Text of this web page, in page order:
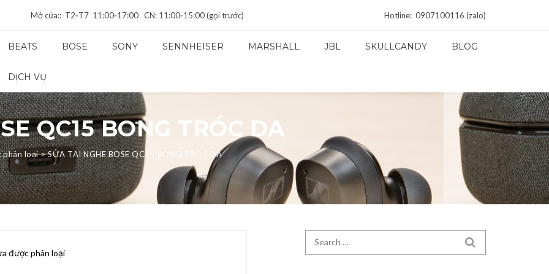
Mở cửa:: T2‑T7 11:00‑17:00 CN: 11:00‑15:00 (gọi trước) Hotline: 0907100116 (zalo)
BEATS BOSE SONY SENNHEISER MARSHALL JBL SKULLCANDY BLOG
DỊCH VỤ
QC15 BONG TRÓC DA
phân loại>SỬA TAI NGHE BOSE QC15 BONG TRÓC DA
được phân loại
Search for: